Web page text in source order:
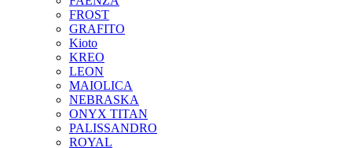
FROST
GRAFITO
Kioto
KREO
LEON
MAIOLICA
NEBRASKA
ONYX TITAN
PALISSANDRO
ROYAL